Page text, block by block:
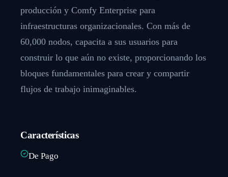
producción y Comfy Enterprise para
infraestructuras organizacionales. Con más de
60,000 nodos, capacita a sus usuarios para
construir lo que aún no existe, proporcionando los
bloques fundamentales para crear y compartir
flujos de trabajo inimaginables.
Características
De Pago